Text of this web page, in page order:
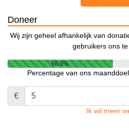
Doneer
Wij zijn geheel afhankelijk van
gebruikers ons
50.0%
Percentage van ons
€
Ik wil meer